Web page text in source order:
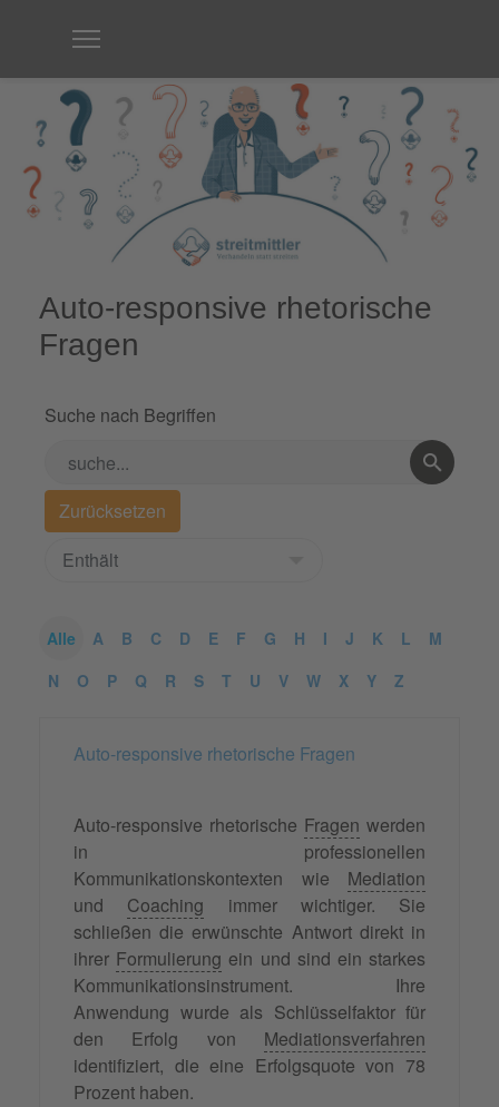
Auto-responsive rhetorische
Fragen
Suche nach Begriffen
Alle A B C D E F G H I J K L
M
N
O P Q R S T U V W X Y Z
Auto-responsive rhetorische Fragen
Auto-responsive rhetorische Fragen werden
in professionellen
Kommunikationskontexten wie Mediation
und Coaching immer wichtiger. Sie
schließen die erwünschte Antwort direkt in
ihrer Formulierung ein und sind ein starkes
Kommunikationsinstrument. Ihre
Anwendung wurde als Schlüsselfaktor für
den Erfolg von Mediationsverfahren
identifiziert, die eine Erfolgsquote von 78
Prozent haben.